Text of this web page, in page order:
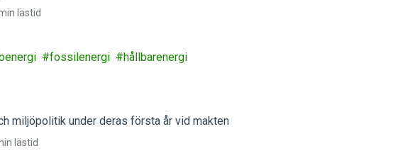
lästid
fossilenergi hållbarenergi
miljöpolitik under deras första år vid makten
lästid